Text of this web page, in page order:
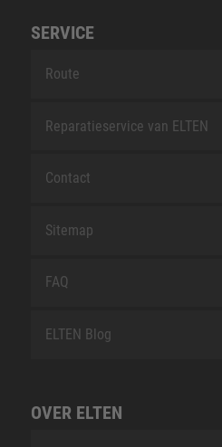
SERVICE
Route
Reparatieservice van ELTEN
Contact
Sitemap
FAQ
ELTEN Blog
OVER ELTEN